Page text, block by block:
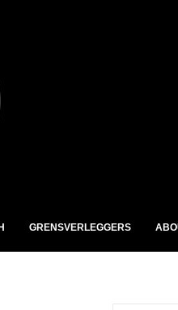
GRENSVERLEGGERS